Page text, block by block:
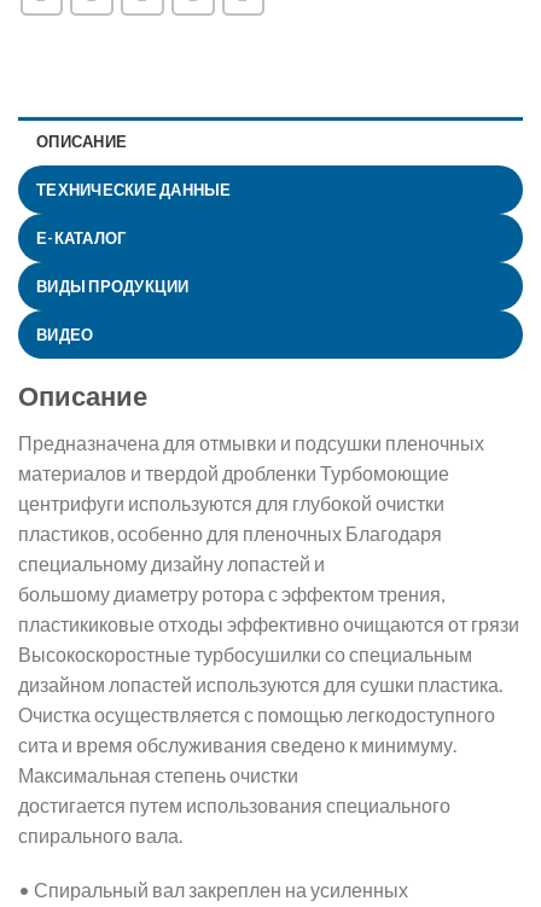
ОПИСАНИЕ
ТЕХНИЧЕСКИЕ ДАННЫЕ
Е-КАТАЛОГ
ВИДЫ ПРОДУКЦИИ
ВИДЕО
Описание
Предназначена для отмывки и подсушки пленочных
материалов и твердой дробленки Турбомоющие
центрифуги используются для глубокой очистки
пластиков, особенно для пленочных Благодаря
специальному дизайну лопастей и
большому диаметру ротора с эффектом трения,
пластикиковые отходы эффективно очищаются от грязи
Высокоскоростные турбосушилки со специальным
дизайном лопастей используются для сушки пластика.
Очистка осуществляется с помощью легкодоступного
сита и время обслуживания сведено к минимуму.
Максимальная степень очистки
достигается путем использования специального
спирального вала.
• Спиральный вал закреплен на усиленных